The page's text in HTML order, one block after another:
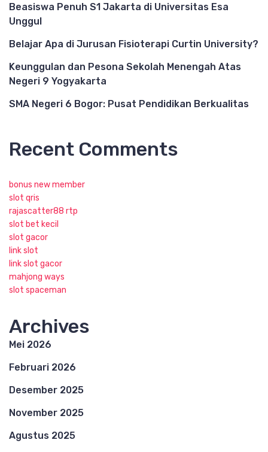
Beasiswa Penuh S1 Jakarta di Universitas Esa
Unggul
Belajar Apa di Jurusan Fisioterapi Curtin University?
Keunggulan dan Pesona Sekolah Menengah Atas
Negeri 9 Yogyakarta
SMA Negeri 6 Bogor: Pusat Pendidikan Berkualitas
Recent Comments
bonus new member
slot qris
rajascatter88 rtp
slot bet kecil
slot gacor
link slot
link slot gacor
mahjong ways
slot spaceman
Archives
Mei 2026
Februari 2026
Desember 2025
November 2025
Agustus 2025